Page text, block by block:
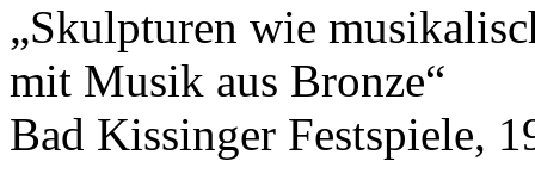
„Skulpturen wie
mit Musik aus Bronze“
Bad Kissinger Festspiele,